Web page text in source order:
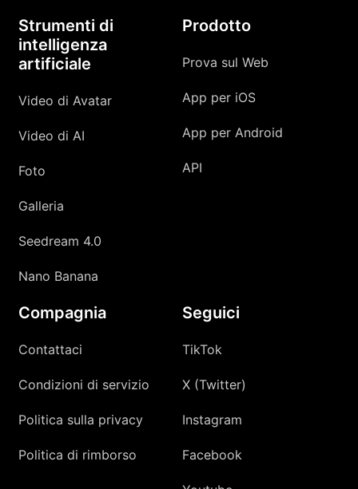
Strumenti di
intelligenza
artificiale
Video di Avatar
Video di AI
Foto
Galleria
Seedream 4.0
Nano Banana
Prodotto
Prova sul Web
App per iOS
App per Android
API
Compagnia
Contattaci
Condizioni di servizio
Politica sulla privacy
Politica di rimborso
Seguici
TikTok
X (Twitter)
Instagram
Facebook